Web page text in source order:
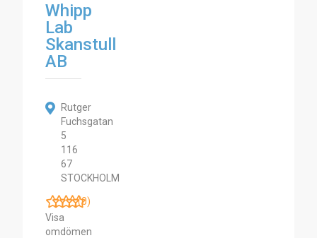
Whipp
Lab
Skanstull
AB
Rutger
Fuchsgatan
5
116
67
STOCKHOLM
(0)
Visa
omdömen